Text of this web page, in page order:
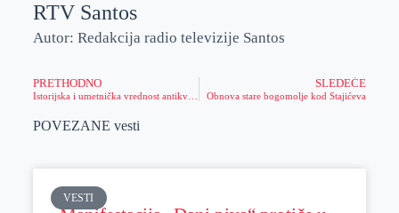
RTV Santos
Autor: Redakcija radio televizije Santos
PRETHODNO
Istorijska i umetnička vrednost antikviteta
SLEDEĆE
Obnova stare bogomolje kod Stajićeva
POVEZANE vesti
VESTI